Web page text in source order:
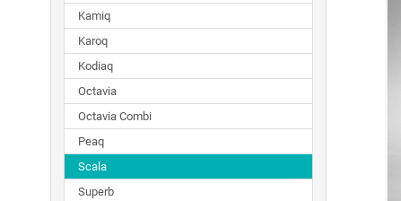
Kamiq
Karoq
Kodiaq
Octavia
Octavia Combi
Peaq
Scala
Superb